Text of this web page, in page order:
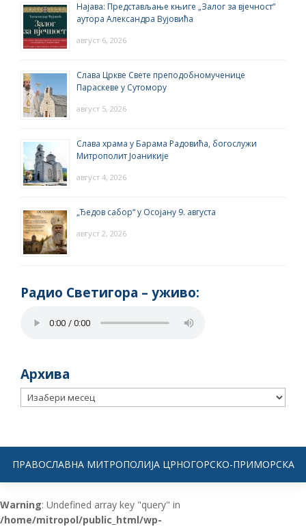
Најава: Представљање књиге „Залог за вјечност“
аутора Александра Вујовића
август 6, 2026
Слава Цркве Свете преподобномученице
Параскеве у Сутомору
август 5, 2026
Слава храма у Барама Радовића, богослужи
Митрополит Јоаникије
август 4, 2026
„Ђедов сабор“ у Осојану 9. августа
август 2, 2026
Радио Светигора – yживо:
Архива
Архива
ПРАВОСЛАВНА МИТРОПОЛИЈА ЦРНОГОРСКО-ПРИМОРСКА
Warning: Undefined array key "query" in
/home/mitropol/public_html/wp-